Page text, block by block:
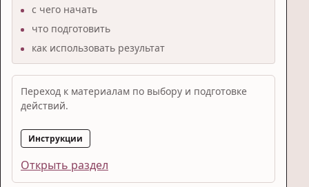
с чего начать
что подготовить
как использовать результат
Переход к материалам по выбору и подготовке
действий.
Инструкции
Открыть раздел